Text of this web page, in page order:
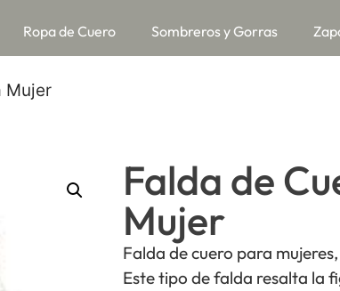
Ropa de Cuero Sombreros y Gorras
Mujer
Falda de
Mujer
Falda de cuero para
Este tipo de falda resalta la